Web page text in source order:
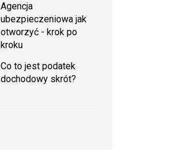
Agencja
ubezpieczeniowa jak
otworzyć - krok po
kroku
Co to jest podatek
dochodowy skrót?